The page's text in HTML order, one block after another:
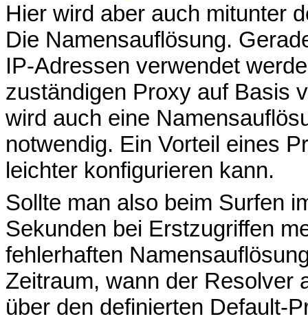
Hier wird aber auch mitunter
Die Namensauflösung.
IP-Adressen verwendet
zuständigen Proxy auf Basis
wird auch eine
notwendig. Ein Vorteil eines
leichter konfigurieren kann.
Sollte man also beim Surfen
Sekunden bei Erstzugriffen
fehlerhaften
Zeitraum, wann der Resolver
über den definierten Default-